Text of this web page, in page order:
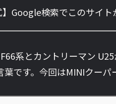
】Google検索でこのサイ
系とカントリーマン
です。今回はMINIクーパ